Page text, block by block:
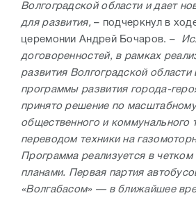
Волгоградской области и дает
для развития,– подчеркнул в
церемонии Андрей Бочаров. –
договоренностей, в рамках
развития Волгоградской области
программы развития города-
принято решение по
общественного и коммунального
переводом техники на
Программа реализуется в четком
планами. Первая партия
«Волгабасом» — в ближайшее